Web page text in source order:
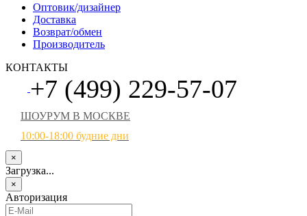
Оптовик/дизайнер
Доставка
Возврат/обмен
Производитель
КОНТАКТЫ
+7 (499) 229-57-07
ШОУРУМ В МОСКВЕ
10:00-18:00 будние дни
×
Загрузка...
×
Авторизация